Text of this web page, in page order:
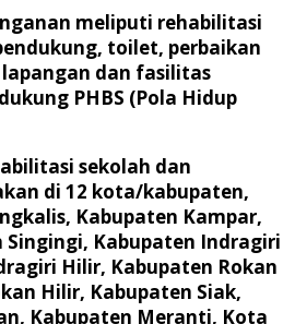
meliputi rehabilitasi
toilet, perbaikan
dan fasilitas
PHBS (Pola Hidup
sekolah dan
di 12 kota/kabupaten,
Kabupaten Kampar,
Singingi, Kabupaten Indragiri
Hilir, Kabupaten Rokan
Hilir, Kabupaten Siak,
Kabupaten Meranti, Kota